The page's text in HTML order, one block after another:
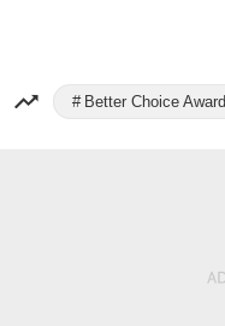
Better Choice